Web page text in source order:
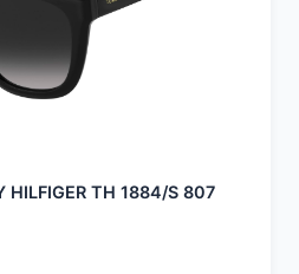
TH 1884/S 807